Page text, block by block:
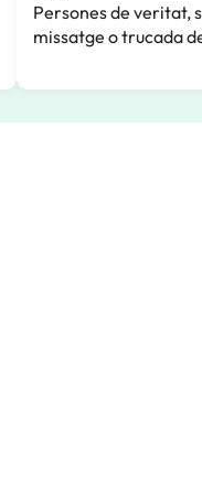
Persones de veritat,
missatge o trucada